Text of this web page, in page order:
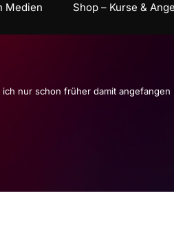
Medien Shop – Kurse &
ich nur schon früher damit angefangen